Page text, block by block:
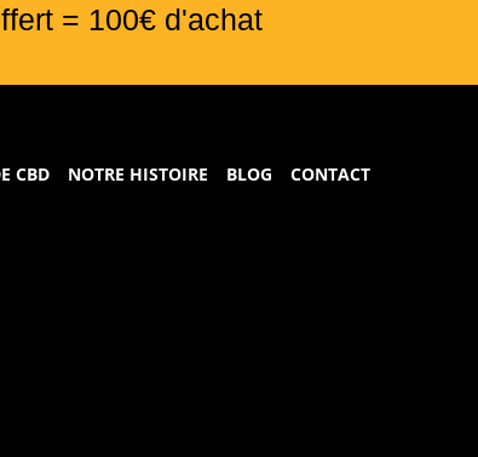
= 100€ d'achat
CBD NOTRE HISTOIRE BLOG CONTACT